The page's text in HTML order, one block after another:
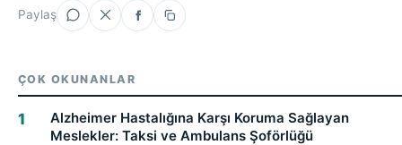
Paylaş
ÇOK OKUNANLAR
Alzheimer Hastalığına Karşı Koruma Sağlayan
Meslekler: Taksi ve Ambulans Şoförlüğü